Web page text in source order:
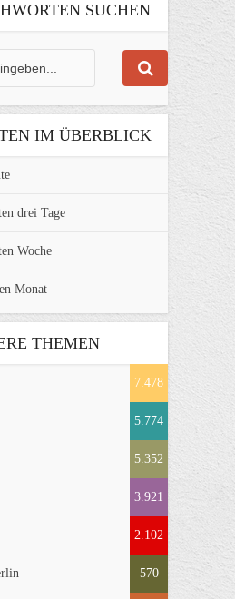
SUCHEN
IM ÜBERBLICK
drei Tage
Woche
Monat
THEMEN
7.478
5.774
5.352
3.921
2.102
570